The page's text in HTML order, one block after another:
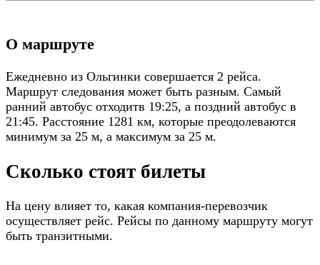
О маршруте
Ежедневно из Ольгинки совершается 2 рейса.
Маршрут следования может быть разным. Самый
ранний автобус отходитв 19:25, а поздний автобус в
21:45. Расстояние 1281 км, которые преодолеваются
минимум за 25 м, а максимум за 25 м.
Сколько стоят билеты
На цену влияет то, какая компания-перевозчик
осуществляет рейс. Рейсы по данному маршруту могут
быть транзитными.